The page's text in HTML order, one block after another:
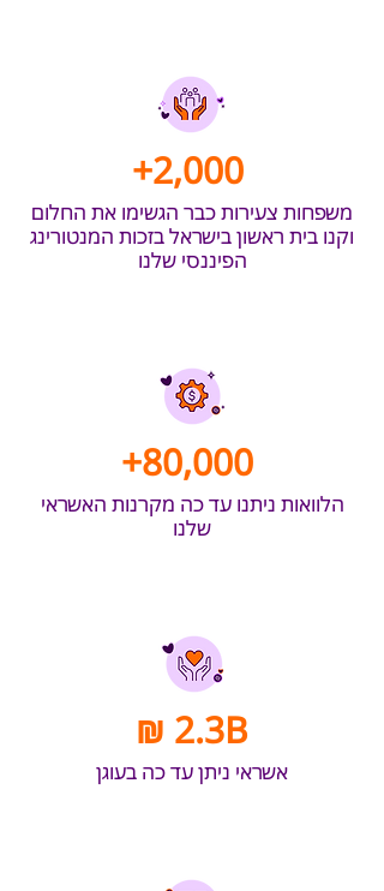
+2,000
משפחות צעירות כבר הגשימו את החלום
וקנו בית ראשון בישראל בזכות המנטורינג
הפיננסי שלנו
+80,000
הלוואות ניתנו עד כה מקרנות האשראי
שלנו
₪ 2.3B
אשראי ניתן עד כה בעוגן